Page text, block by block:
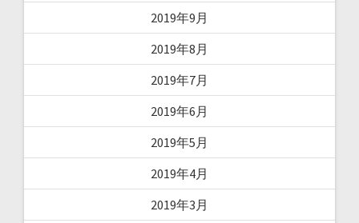
2019年9月
2019年8月
2019年7月
2019年6月
2019年5月
2019年4月
2019年3月